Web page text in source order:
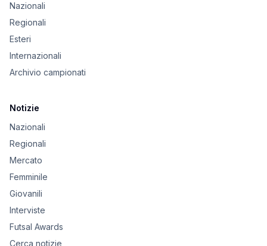
Nazionali
Regionali
Esteri
Internazionali
Archivio campionati
Notizie
Nazionali
Regionali
Mercato
Femminile
Giovanili
Interviste
Futsal Awards
Cerca notizie